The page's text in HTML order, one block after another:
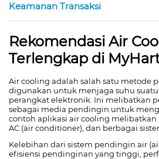
Keamanan Transaksi
Rekomendasi Air
Terlengkap di
Air cooling adalah salah satu metode
digunakan untuk menjaga suhu
perangkat elektronik. Ini melibatkan
sebagai media pendingin untuk
contoh aplikasi air cooling
AC (air conditioner), dan berbagai
Kelebihan dari sistem pendingin air
efisiensi pendinginan yang tinggi,